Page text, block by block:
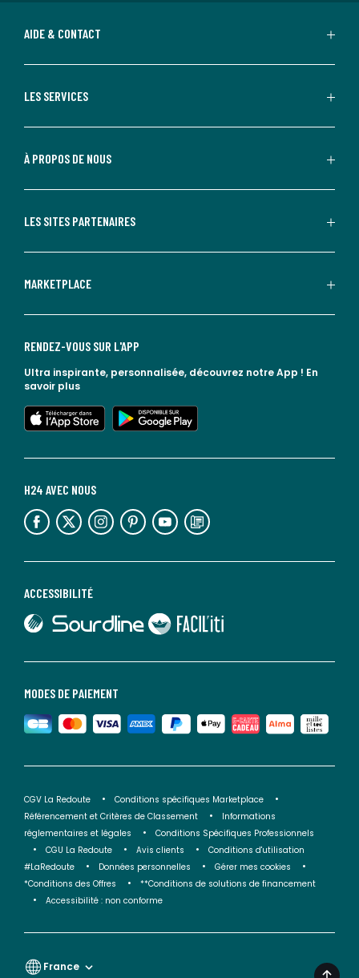
AIDE & CONTACT
LES SERVICES
À PROPOS DE NOUS
LES SITES PARTENAIRES
MARKETPLACE
MODES DE PAIEMENT
ACCESSIBILITÉ
lien vers Sourdline
lien vers Faciliti
H24 AVEC NOUS
lien vers l'espace réseaux sociaux lien vers l'espace réseaux sociaux lien vers l'espace réseaux sociaux lien vers l'espace réseaux sociaux lien vers l'espace réseaux sociaux lien vers le blog la redoute
RENDEZ-VOUS SUR L'APP
Ultra inspirante, personnalisée, découvrez notre App ! En
savoir plus
lien vers l'app store
lien vers google play
CGV La Redoute
Conditions spécifiques Marketplace
Référencement et Critères de Classement
Informations
réglementaires et légales
Conditions Spécifiques Professionnels
CGU La Redoute
Avis clients
Conditions d'utilisation
#LaRedoute
Données personnelles
Gérer mes cookies
*Conditions des Offres
**Conditions de solutions de financement
Accessibilité : non conforme
France